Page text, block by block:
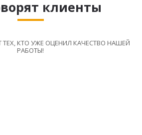
клиенты
КТО УЖЕ ОЦЕНИЛ КАЧЕСТВО НАШЕЙ
РАБОТЫ!